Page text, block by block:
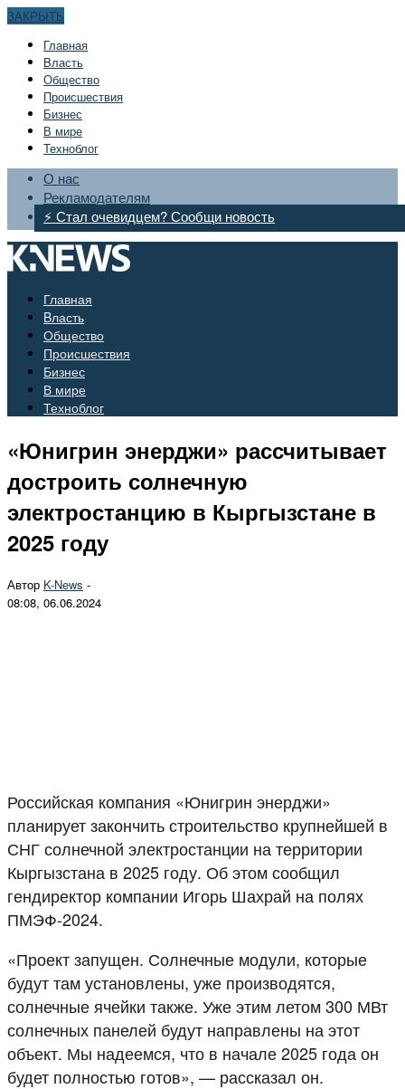
ЗАКРЫТЬ
Главная
Bласть
Общество
Происшествия
Бизнес
В мире
Техноблог
О нас
Рекламодателям
⚡ Стал очевидцем? Сообщи новость
Главная
Bласть
Общество
Происшествия
Бизнес
В мире
Техноблог
«Юнигрин энерджи» рассчитывает
достроить солнечную
электростанцию в Кыргызстане в
2025 году
Автор K-News -
08:08, 06.06.2024
Российская компания «Юнигрин энерджи»
планирует закончить строительство крупнейшей в
СНГ солнечной электростанции на территории
Кыргызстана в 2025 году. Об этом сообщил
гендиректор компании Игорь Шахрай на полях
ПМЭФ-2024.
«Проект запущен. Солнечные модули, которые
будут там установлены, уже производятся,
солнечные ячейки также. Уже этим летом 300 МВт
солнечных панелей будут направлены на этот
объект. Мы надеемся, что в начале 2025 года он
будет полностью готов», — рассказал он.